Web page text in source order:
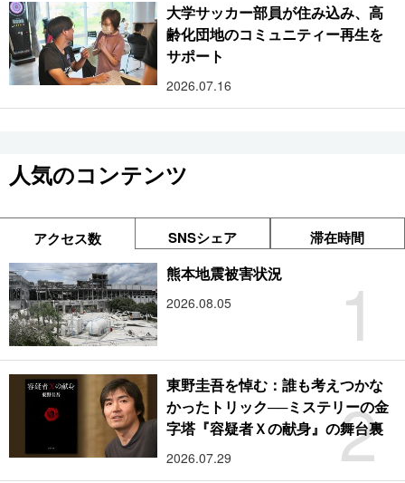
大学サッカー部員が住み込み、高
齢化団地のコミュニティー再生を
サポート
2026.07.16
人気のコンテンツ
アクセス数 SNSシェア 滞在時間
1
熊本地震被害状況
2026.08.05
2
東野圭吾を悼む：誰も考えつかな
かったトリック──ミステリーの金
字塔『容疑者Ｘの献身』の舞台裏
2026.07.29